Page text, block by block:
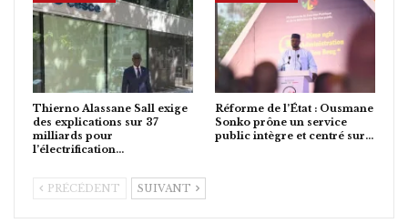
Thierno Alassane Sall exige
des explications sur 37
milliards pour
l’électrification…
Réforme de l’État : Ousmane
Sonko prône un service
public intègre et centré sur…
PRÉCÉDENT SUIVANT